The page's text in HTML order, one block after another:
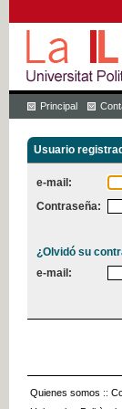
Principal
Usuario
e-mail:
Contraseña:
¿Olvidó su
e-mail:
Quienes somos ::